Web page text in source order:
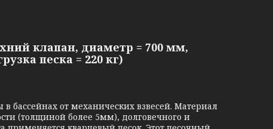
клапан, диаметр = 700 мм,
песка = 220 кг)
бассейнах от механических взвесей. Материал
(толщиной более 5мм), долговечного и